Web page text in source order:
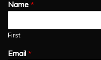
Name *
First
Email *